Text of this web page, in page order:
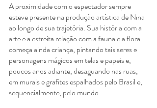
A proximidade com o espectador sempre
esteve presente na produção artística de Nina
ao longo de sua trajetória. Sua história com a
arte e a estreita relação com a fauna e a flora
começa ainda criança, pintando tais seres e
personagens mágicos em telas e papeis e,
poucos anos adiante, desaguando nas ruas,
em murais e grafites espalhados pelo Brasil e,
sequencialmente, pelo mundo.